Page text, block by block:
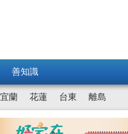
善知識
宜蘭 花蓮 台東 離島